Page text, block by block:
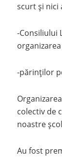
scurt și nici
-Consiliului
-părinților
colectiv de
noastre
Au fost